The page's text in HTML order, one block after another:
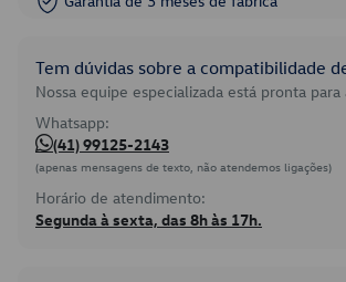
Tem dúvidas sobre a compatibilidade
Nossa equipe especializada está pronta para
Whatsapp:
(41) 99125-2143
(apenas mensagens de texto, não atendemos ligações)
Horário de atendimento:
Segunda à sexta, das 8h às 17h.